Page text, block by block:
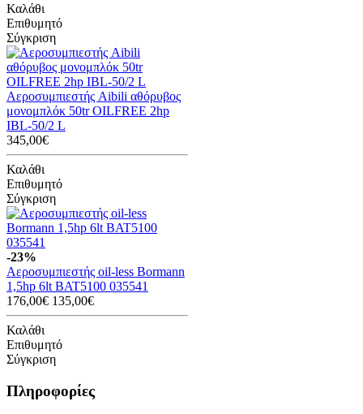
Καλάθι
Επιθυμητό
Σύγκριση
Αεροσυμπιεστής Aibili αθόρυβος
μονομπλόκ 50tr OILFREE 2hp
IBL-50/2 L
345,00€
Καλάθι
Επιθυμητό
Σύγκριση
-23%
Αεροσυμπιεστής oil-less Bormann
1,5hp 6lt BAT5100 035541
176,00€ 135,00€
Καλάθι
Επιθυμητό
Σύγκριση
Πληροφορίες